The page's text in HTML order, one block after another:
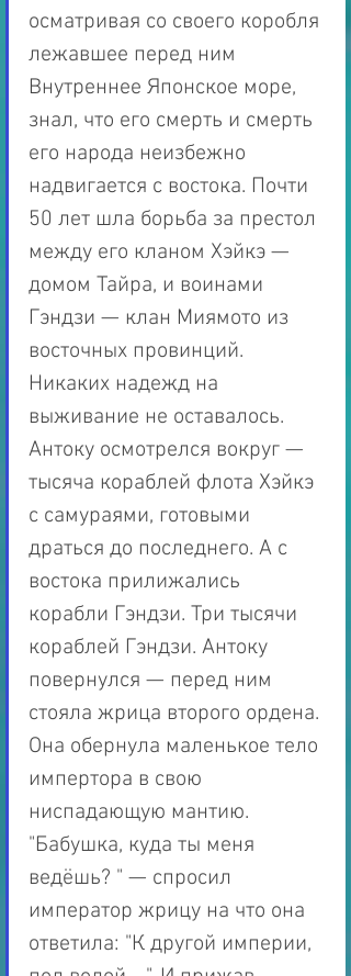
осматривая со своего коробля
лежавшее перед ним
Внутреннее Японское море,
знал, что его смерть и смерть
его народа неизбежно
надвигается с востока. Почти
50 лет шла борьба за престол
между его кланом Хэйкэ —
домом Тайра, и воинами
Гэндзи — клан Миямото из
восточных провинций.
Никаких надежд на
выживание не оставалось.
Антоку осмотрелся вокруг —
тысяча кораблей флота Хэйкэ
с самураями, готовыми
драться до последнего. А с
востока прилижались
корабли Гэндзи. Три тысячи
кораблей Гэндзи. Антоку
повернулся — перед ним
стояла жрица второго ордена.
Она обернула маленькое тело
импертора в свою
ниспадающую мантию.
"Бабушка, куда ты меня
ведёшь? " — спросил
император жрицу на что она
ответила: "К другой империи,